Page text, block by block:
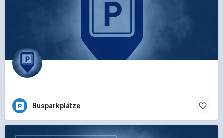
Busparkplätze